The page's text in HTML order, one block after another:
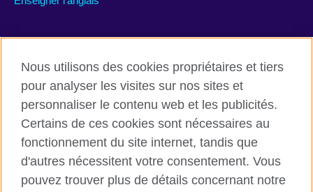
British Council global
Conditions d’utilisation et protection des données
Cookies
Nous utilisons des cookies propriétaires et tiers
pour analyser les visites sur nos sites et
personnaliser le contenu web et les publicités.
Certains de ces cookies sont nécessaires au
fonctionnement du site internet, tandis que
d'autres nécessitent votre consentement. Vous
pouvez trouver plus de détails concernant notre